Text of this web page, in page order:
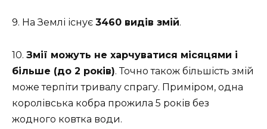
9. На Землі існує 3460 видів змій.
10. Змії можуть не харчуватися місяцями і
більше (до 2 років). Точно також більшість змій
може терпіти тривалу спрагу. Приміром, одна
королівська кобра прожила 5 років без
жодного ковтка води.